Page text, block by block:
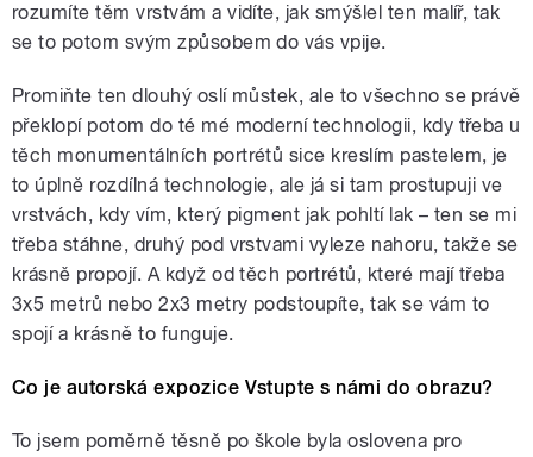
rozumíte těm vrstvám a vidíte, jak smýšlel ten malíř, tak
se to potom svým způsobem do vás vpije.
Promiňte ten dlouhý oslí můstek, ale to všechno se právě
překlopí potom do té mé moderní technologii, kdy třeba u
těch monumentálních portrétů sice kreslím pastelem, je
to úplně rozdílná technologie, ale já si tam prostupuji ve
vrstvách, kdy vím, který pigment jak pohltí lak – ten se mi
třeba stáhne, druhý pod vrstvami vyleze nahoru, takže se
krásně propojí. A když od těch portrétů, které mají třeba
3x5 metrů nebo 2x3 metry podstoupíte, tak se vám to
spojí a krásně to funguje.
Co je autorská expozice Vstupte s námi do obrazu?
To jsem poměrně těsně po škole byla oslovena pro